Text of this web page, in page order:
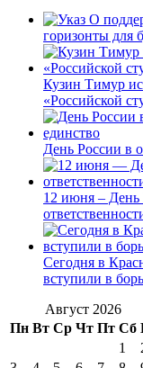
горизонты для
Кузин Тимур
«Российской
День России в
12 июня – День
Сегодня в
вступили в
Август 2026
Пн Вт Ср Чт Пт Сб
1